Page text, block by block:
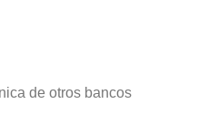
de otros bancos